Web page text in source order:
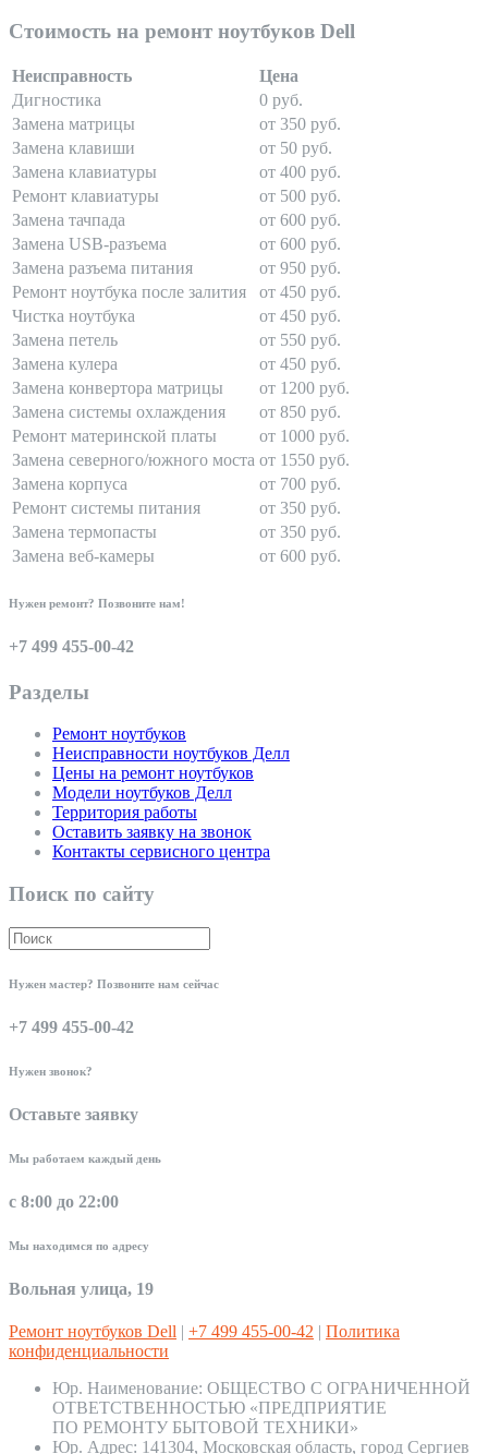
Стоимость на ремонт ноутбуков Dell
Неисправность
Цена
Дигностика
0 руб.
Замена матрицы
от 350 руб.
Замена клавиши
от 50 руб.
Замена клавиатуры
от 400 руб.
Ремонт клавиатуры
от 500 руб.
Замена тачпада
от 600 руб.
Замена USB-разъема
от 600 руб.
Замена разъема питания
от 950 руб.
Ремонт ноутбука после залития
от 450 руб.
Чистка ноутбука
от 450 руб.
Замена петель
от 550 руб.
Замена кулера
от 450 руб.
Замена конвертора матрицы
от 1200 руб.
Замена системы охлаждения
от 850 руб.
Ремонт материнской платы
от 1000 руб.
Замена северного/южного моста от 1550 руб.
Замена корпуса
от 700 руб.
Ремонт системы питания
от 350 руб.
Замена термопасты
от 350 руб.
Замена веб-камеры
от 600 руб.
Нужен ремонт? Позвоните нам!
+7 499 455-00-42
Разделы
Ремонт ноутбуков
Неисправности ноутбуков Делл
Цены на ремонт ноутбуков
Модели ноутбуков Делл
Территория работы
Оставить заявку на звонок
Контакты сервисного центра
Поиск по сайту
Нужен мастер? Позвоните нам сейчас
+7 499 455-00-42
Нужен звонок?
Оставьте заявку
Мы работаем каждый день
с 8:00 до 22:00
Мы находимся по адресу
Вольная улица, 19
Ремонт ноутбуков Dell | +7 499 455-00-42 | Политика
конфиденциальности
Юр. Наименование: ОБЩЕСТВО С ОГРАНИЧЕННОЙ
ОТВЕТСТВЕННОСТЬЮ «ПРЕДПРИЯТИЕ
ПО РЕМОНТУ БЫТОВОЙ ТЕХНИКИ»
Юр. Адрес: 141304, Московская область, город Сергиев